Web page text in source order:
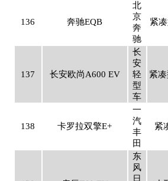
136 奔驰EQB
北
京
奔
驰
紧
137 长安欧尚A600 EV
长
安
轻
型
车
紧
138 卡罗拉双擎E+
一
汽
丰
田
紧
东
风
日